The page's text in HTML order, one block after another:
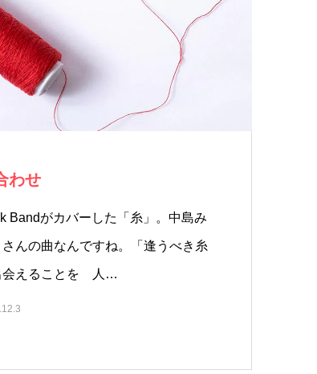
わせ
Bandがカバーした「糸」。中島み
さんの曲なんですね。「逢うべき糸
会えることを 人…